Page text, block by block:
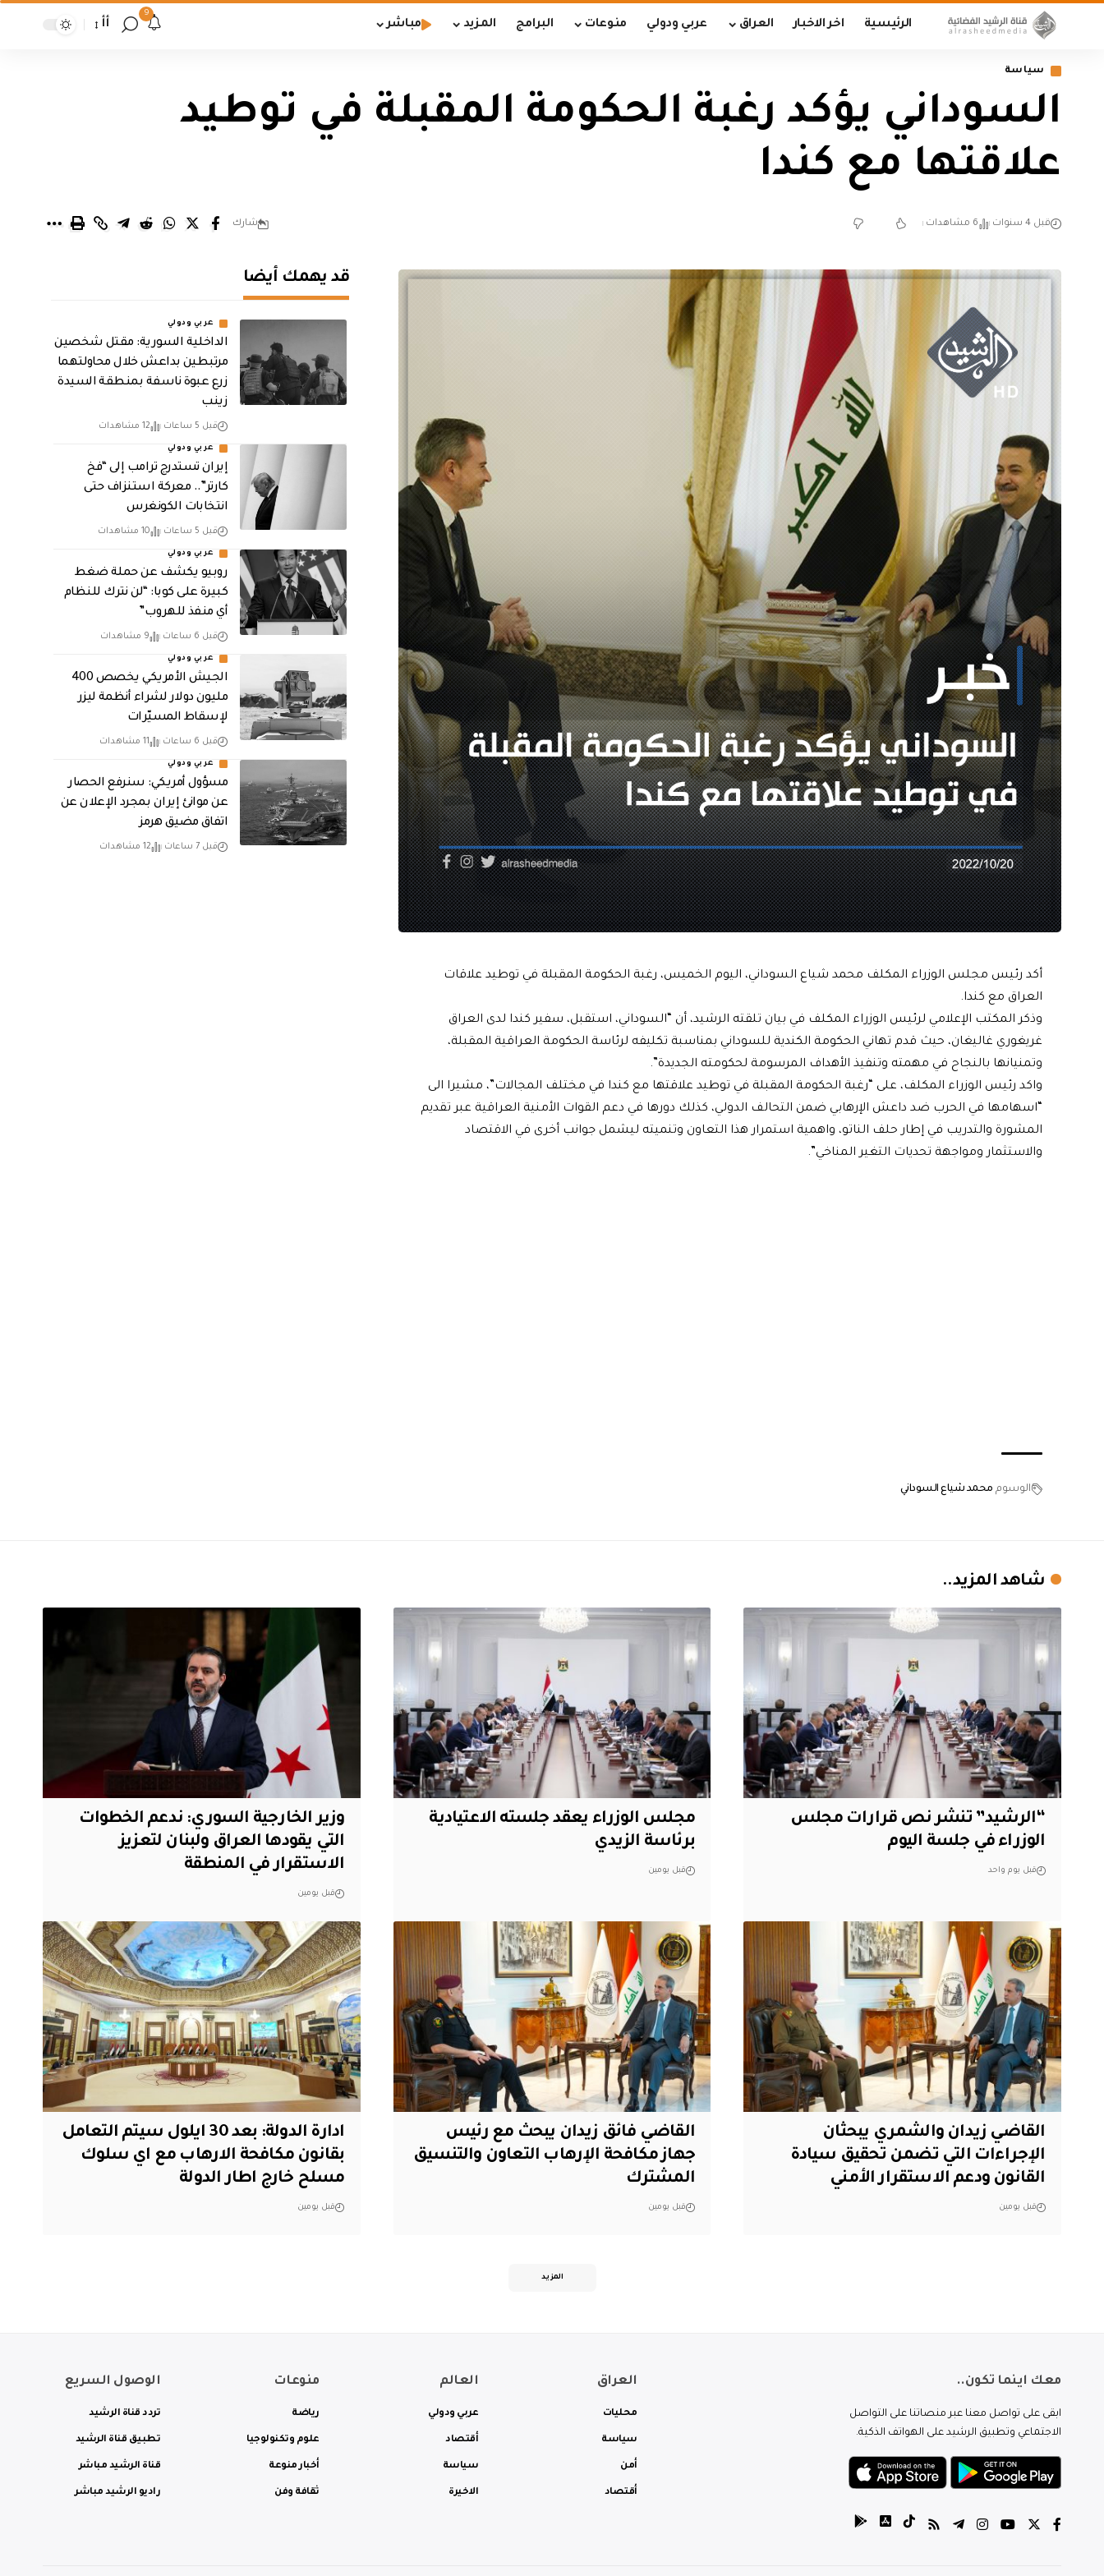
الرئيسية اخر الاخبار العراق عربي ودولي منوعات البرامج المزيد مباشر
9
أأ
سياسة
السوداني يؤكد رغبة الحكومة المقبلة في توطيد
علاقتها مع كندا
قبل 4 سنوات 6 مشاهدات شارك
أكد رئيس مجلس الوزراء المكلف محمد شياع السوداني، اليوم الخميس، رغبة الحكومة المقبلة في توطيد علاقات
العراق مع كندا.
وذكر المكتب الإعلامي لرئيس الوزراء المكلف في بيان تلقته الرشيد، أن “السوداني، استقبل، سفير كندا لدى العراق
غريغوري غاليغان، حيث قدم تهاني الحكومة الكندية للسوداني بمناسبة تكليفه لرئاسة الحكومة العراقية المقبلة،
وتمنيانها بالنجاح في مهمته وتنفيذ الأهداف المرسومة لحكومته الجديدة”.
واكد رئيس الوزراء المكلف، على “رغبة الحكومة المقبلة في توطيد علاقتها مع كندا في مختلف المجالات”، مشيرا الى
“اسهامها في الحرب ضد داعش الإرهابي ضمن التحالف الدولي، كذلك دورها في دعم القوات الأمنية العراقية عبر تقديم
المشورة والتدريب في إطار حلف الناتو، واهمية استمرار هذا التعاون وتنميته ليشمل جوانب أخرى في الاقتصاد
والاستثمار ومواجهة تحديات التغير المناخي”.
الوسوم محمد شياع السوداني
قد يهمك أيضا
عربي ودولي
الداخلية السورية: مقتل شخصين
مرتبطين بداعش خلال محاولتهما
زرع عبوة ناسفة بمنطقة السيدة
زينب
قبل 5 ساعات 12 مشاهدات
عربي ودولي
إيران تستدرج ترامب إلى “فخ
كارتر”.. معركة استنزاف حتى
انتخابات الكونغرس
قبل 5 ساعات 10 مشاهدات
عربي ودولي
روبيو يكشف عن حملة ضغط
كبيرة على كوبا: “لن نترك للنظام
أي منفذ للهروب”
قبل 6 ساعات 9 مشاهدات
عربي ودولي
الجيش الأمريكي يخصص 400
مليون دولار لشراء أنظمة ليزر
لإسقاط المسيّرات
قبل 6 ساعات 11 مشاهدات
عربي ودولي
مسؤول أمريكي: سنرفع الحصار
عن موانئ إيران بمجرد الإعلان عن
اتفاق مضيق هرمز
قبل 7 ساعات 12 مشاهدات
شاهد المزيد..
“الرشيد” تنشر نص قرارات مجلس
الوزراء في جلسة اليوم
قبل يوم واحد
مجلس الوزراء يعقد جلسته الاعتيادية
برئاسة الزيدي
قبل يومين
وزير الخارجية السوري: ندعم الخطوات
التي يقودها العراق ولبنان لتعزيز
الاستقرار في المنطقة
قبل يومين
القاضي زيدان والشمري يبحثان
الإجراءات التي تضمن تحقيق سيادة
القانون ودعم الاستقرار الأمني
قبل يومين
القاضي فائق زيدان يبحث مع رئيس
جهاز مكافحة الإرهاب التعاون والتنسيق
المشترك
قبل يومين
ادارة الدولة: بعد 30 ايلول سيتم التعامل
بقانون مكافحة الارهاب مع اي سلوك
مسلح خارج اطار الدولة
قبل يومين
المزيد
معك اينما تكون..
ابقى على تواصل معنا عبر منصاتنا على التواصل
الاجتماعي وتطبيق الرشيد على الهواتف الذكية.
العراق
محليات
سياسة
أمن
أقتصاد
العالم
عربي ودولي
أقتصاد
سياسة
الاخيرة
منوعات
رياضة
علوم وتكنولوجيا
أخبار منوعة
ثقافة وفن
الوصول السريع
تردد قناة الرشيد
تطبيق قناة الرشيد
قناة الرشيد مباشر
راديو الرشيد مباشر